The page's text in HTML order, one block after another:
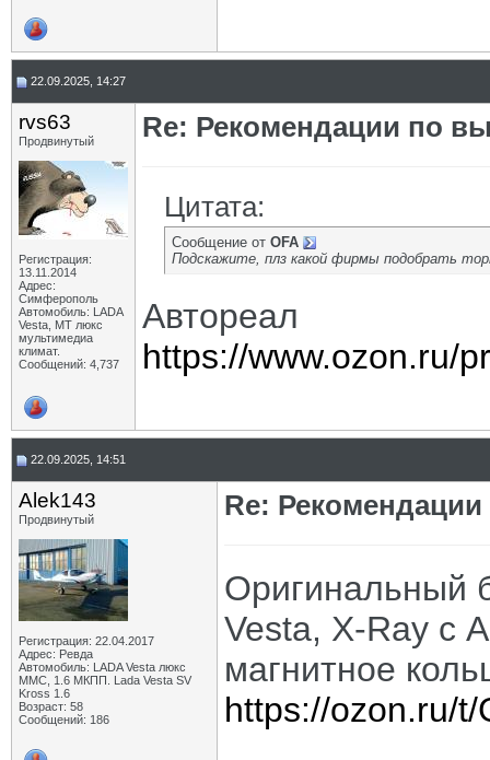
22.09.2025, 14:27
rvs63
Продвинутый
Регистрация:
13.11.2014
Адрес:
Симферополь
Автомобиль: LADA
Vesta, МТ люкс
мультимедиа
климат.
Сообщений: 4,737
Re: Рекомендации по
Цитата:
Сообщение от OFA
Подскажите, плз какой фирмы подобрать
Автореал
https://www.ozon.ru/
22.09.2025, 14:51
Alek143
Продвинутый
Регистрация: 22.04.2017
Адрес: Ревда
Автомобиль: LADA Vesta люкс
ММС, 1.6 МКПП. Lada Vesta SV
Kross 1.6
Возраст: 58
Сообщений: 186
Re:
Оригинальный
Vesta, X-Ray с
магнитное
https://ozon.ru/t/